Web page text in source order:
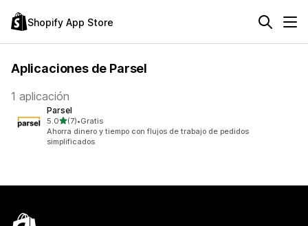
Shopify App Store
Aplicaciones de Parsel
1 aplicación
Parsel
5.0de 5 estrellas
(7)
7 reseñas en total
•Gratis
Ahorra dinero y tiempo con flujos de trabajo de pedidos
simplificados